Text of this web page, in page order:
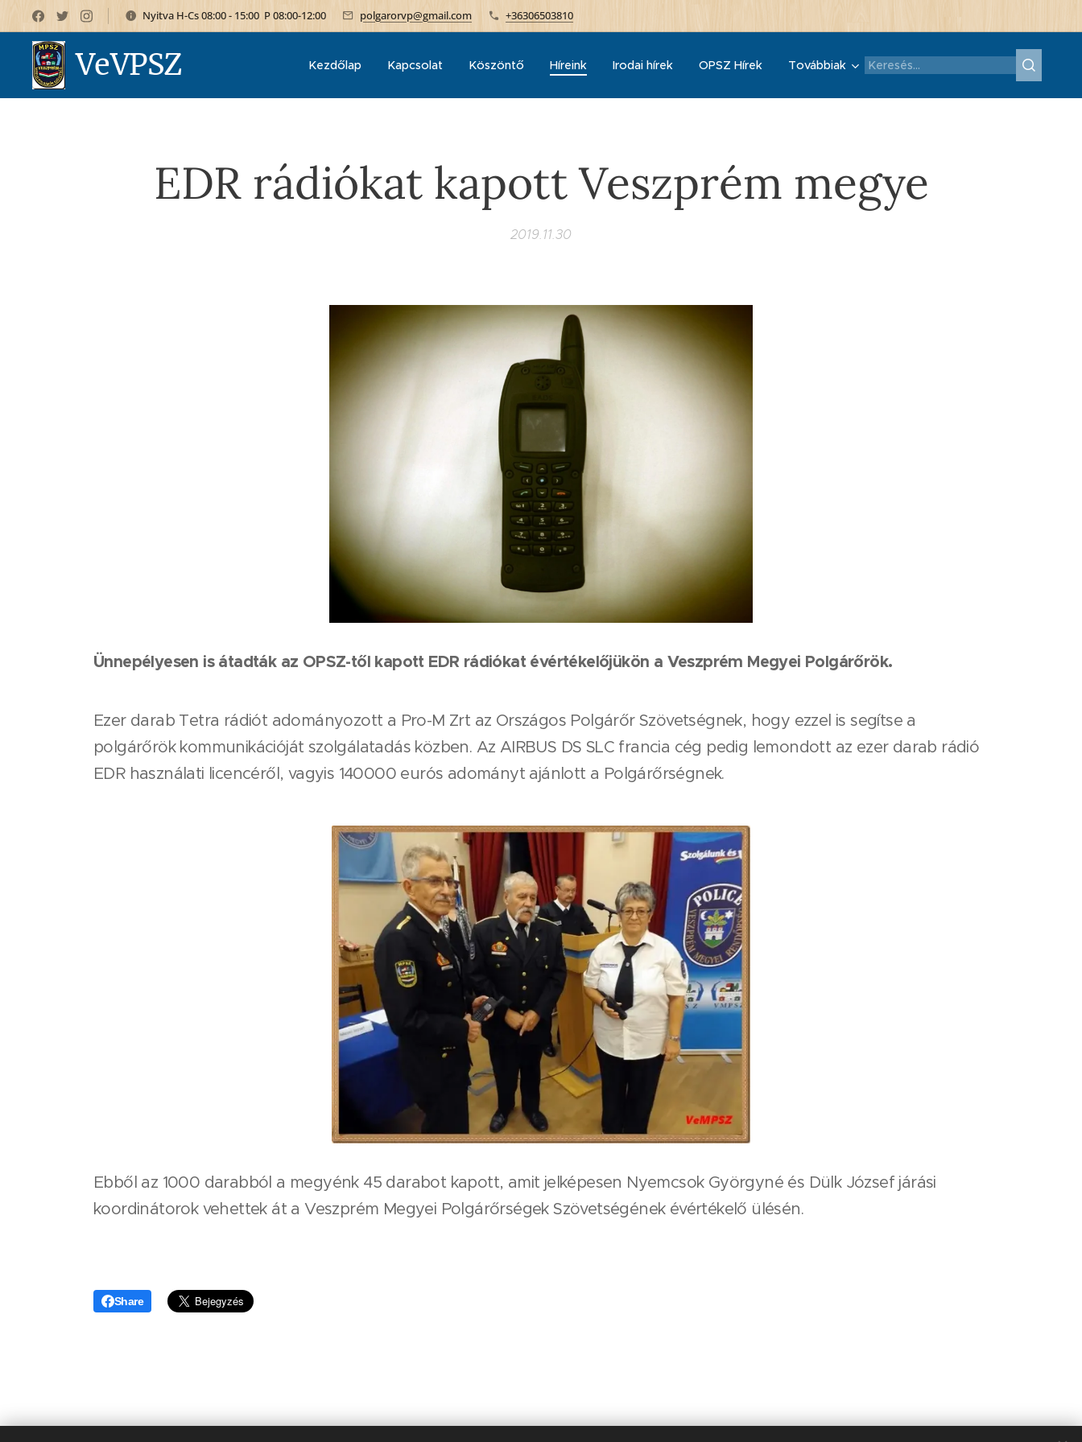
Nyitva H-Cs 08:00 - 15:00 P 08:00-12:00 polgarorvp@gmail.com +36306503810
VeVPSZ Kezdőlap Kapcsolat Köszöntő Híreink Irodai hírek OPSZ Hírek Továbbiak
EDR rádiókat kapott Veszprém megye
2019.11.30
Ünnepélyesen is átadták az OPSZ-től kapott EDR rádiókat évértékelőjükön a Veszprém Megyei Polgárőrök.
Ezer darab Tetra rádiót adományozott a Pro-M Zrt az Országos Polgárőr Szövetségnek, hogy ezzel is segítse a
polgárőrök kommunikációját szolgálatadás közben. Az AIRBUS DS SLC francia cég pedig lemondott az ezer darab rádió
EDR használati licencéről, vagyis 140000 eurós adományt ajánlott a Polgárőrségnek.
Ebből az 1000 darabból a megyénk 45 darabot kapott, amit jelképesen Nyemcsok Györgyné és Dülk József járási
koordinátorok vehettek át a Veszprém Megyei Polgárőrségek Szövetségének évértékelő ülésén.
Share